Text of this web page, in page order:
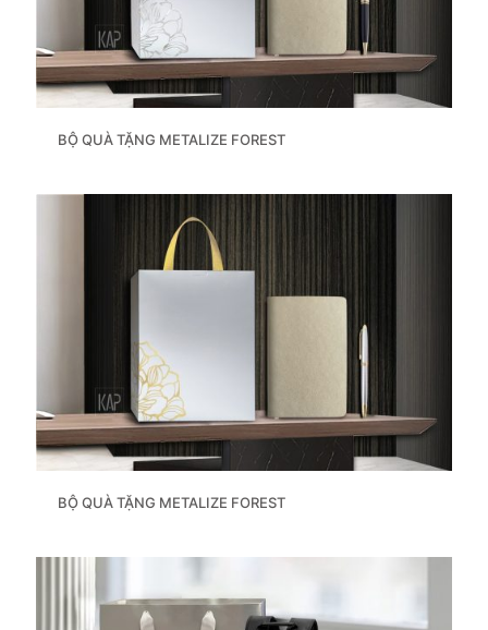
BỘ QUÀ TẶNG METALIZE FOREST
BỘ QUÀ TẶNG METALIZE FOREST